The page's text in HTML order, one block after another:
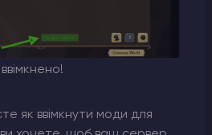
як ввімкнути моди для